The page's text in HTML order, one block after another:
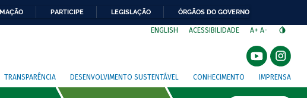
PARTICIPE LEGISLAÇÃO ÓRGÃOS DO GOVERNO
ENGLISH ACESSIBILIDADE A+ A-
TRANSPARÊNCIA DESENVOLVIMENTO SUSTENTÁVEL CONHECIMENTO IMPRENSA